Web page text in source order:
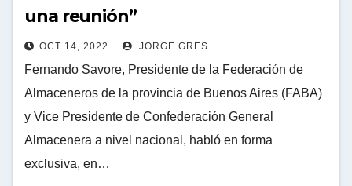
una reunión”
OCT 14, 2022 JORGE GRES
Fernando Savore, Presidente de la Federación de
Almaceneros de la provincia de Buenos Aires (FABA)
y Vice Presidente de Confederación General
Almacenera a nivel nacional, habló en forma
exclusiva, en…